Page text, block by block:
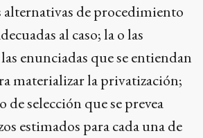
de procedimiento
al caso; la o las
enunciadas que se entiendan
materializar la privatización;
selección que se prevea
estimados para cada una de